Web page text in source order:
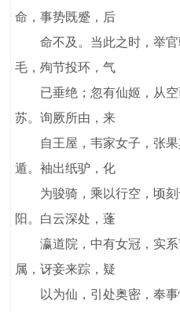
命，事势既蹙，后
命不及。当此之时，举官
毛，殉节投环，气
已垂绝；忽有仙姬，从空
苏。询厥所由，来
自王屋，韦家女子，张果
遁。袖出纸驴，化
为骏骑，乘以行空，顷刻
阳。白云深处，蓬
瀛道院，中有女冠，实系
属，讶妾来踪，疑
以为仙，引处奥密，奉事